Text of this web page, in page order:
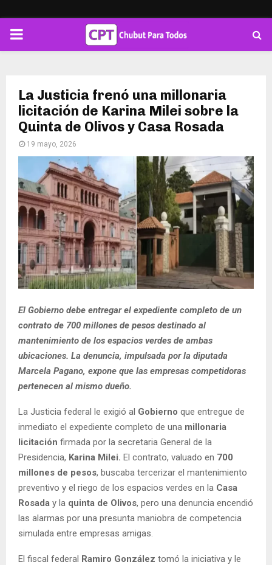
PRIMARY
La Justicia frenó una millonaria
licitación de Karina Milei sobre la
Quinta de Olivos y Casa Rosada
19 mayo, 2026
El Gobierno debe entregar el expediente completo de un
contrato de 700 millones de pesos destinado al
mantenimiento de los espacios verdes de ambas
ubicaciones. La denuncia, impulsada por la diputada
Marcela Pagano, expone que las empresas competidoras
pertenecen al mismo dueño.
La Justicia federal le exigió al Gobierno que entregue de
inmediato el expediente completo de una millonaria
licitación firmada por la secretaria General de la
Presidencia, Karina Milei. El contrato, valuado en 700
millones de pesos, buscaba tercerizar el mantenimiento
preventivo y el riego de los espacios verdes en la Casa
Rosada y la quinta de Olivos, pero una denuncia encendió
las alarmas por una presunta maniobra de competencia
simulada entre empresas amigas.
El fiscal federal Ramiro González tomó la iniciativa y le